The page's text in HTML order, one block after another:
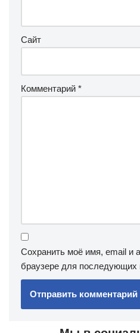
Сайт
Комментарий *
Сохранить моё имя, email и
браузере для последующих